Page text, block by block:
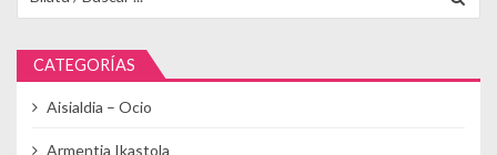
CATEGORÍAS
Aisialdia – Ocio
Armentia Ikastola